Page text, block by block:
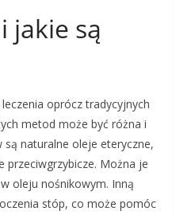
jakie są
oprócz tradycyjnych
metod może być różna i
są naturalne oleje eteryczne,
przeciwgrzybicze. Można je
oleju nośnikowym. Inną
stóp, co może pomóc